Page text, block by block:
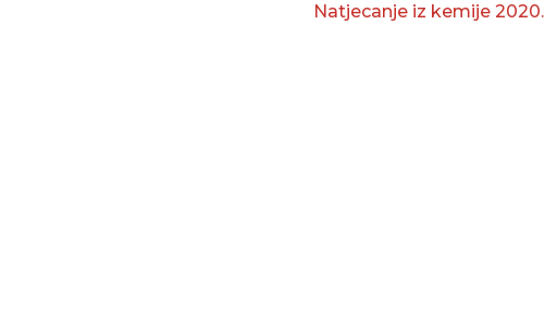
Natjecanje iz kemije 2020.